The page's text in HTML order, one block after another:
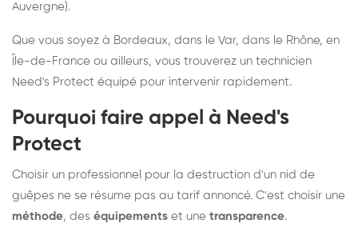
Auvergne).
Que vous soyez à Bordeaux, dans le Var, dans le Rhône, en
Île-de-France ou ailleurs, vous trouverez un technicien
Need's Protect équipé pour intervenir rapidement.
Pourquoi faire appel à Need's
Protect
Choisir un professionnel pour la destruction d'un nid de
guêpes ne se résume pas au tarif annoncé. C'est choisir une
méthode, des équipements et une transparence.